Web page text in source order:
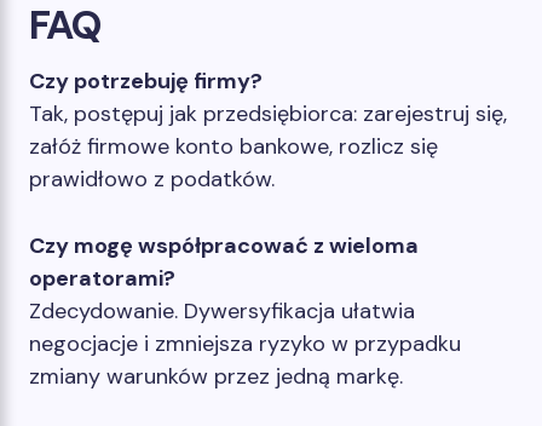
FAQ
Czy potrzebuję firmy?
Tak, postępuj jak przedsiębiorca: zarejestruj się,
załóż firmowe konto bankowe, rozlicz się
prawidłowo z podatków.
Czy mogę współpracować z wieloma
operatorami?
Zdecydowanie. Dywersyfikacja ułatwia
negocjacje i zmniejsza ryzyko w przypadku
zmiany warunków przez jedną markę.